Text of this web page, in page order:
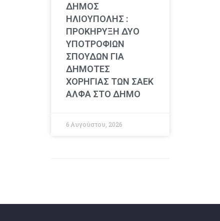
ΔΗΜΟΣ
ΗΛΙΟΥΠΟΛΗΣ :
ΠΡΟΚΗΡΥΞΗ ΔΥΟ
ΥΠΟΤΡΟΦΙΩΝ
ΣΠΟΥΔΩΝ ΓΙΑ
ΔΗΜΟΤΕΣ
ΧΟΡΗΓΙΑΣ ΤΩΝ ΣΑΕΚ
ΑΛΦΑ ΣΤΟ ΔΗΜΟ
6 Αυγούστου, 2026